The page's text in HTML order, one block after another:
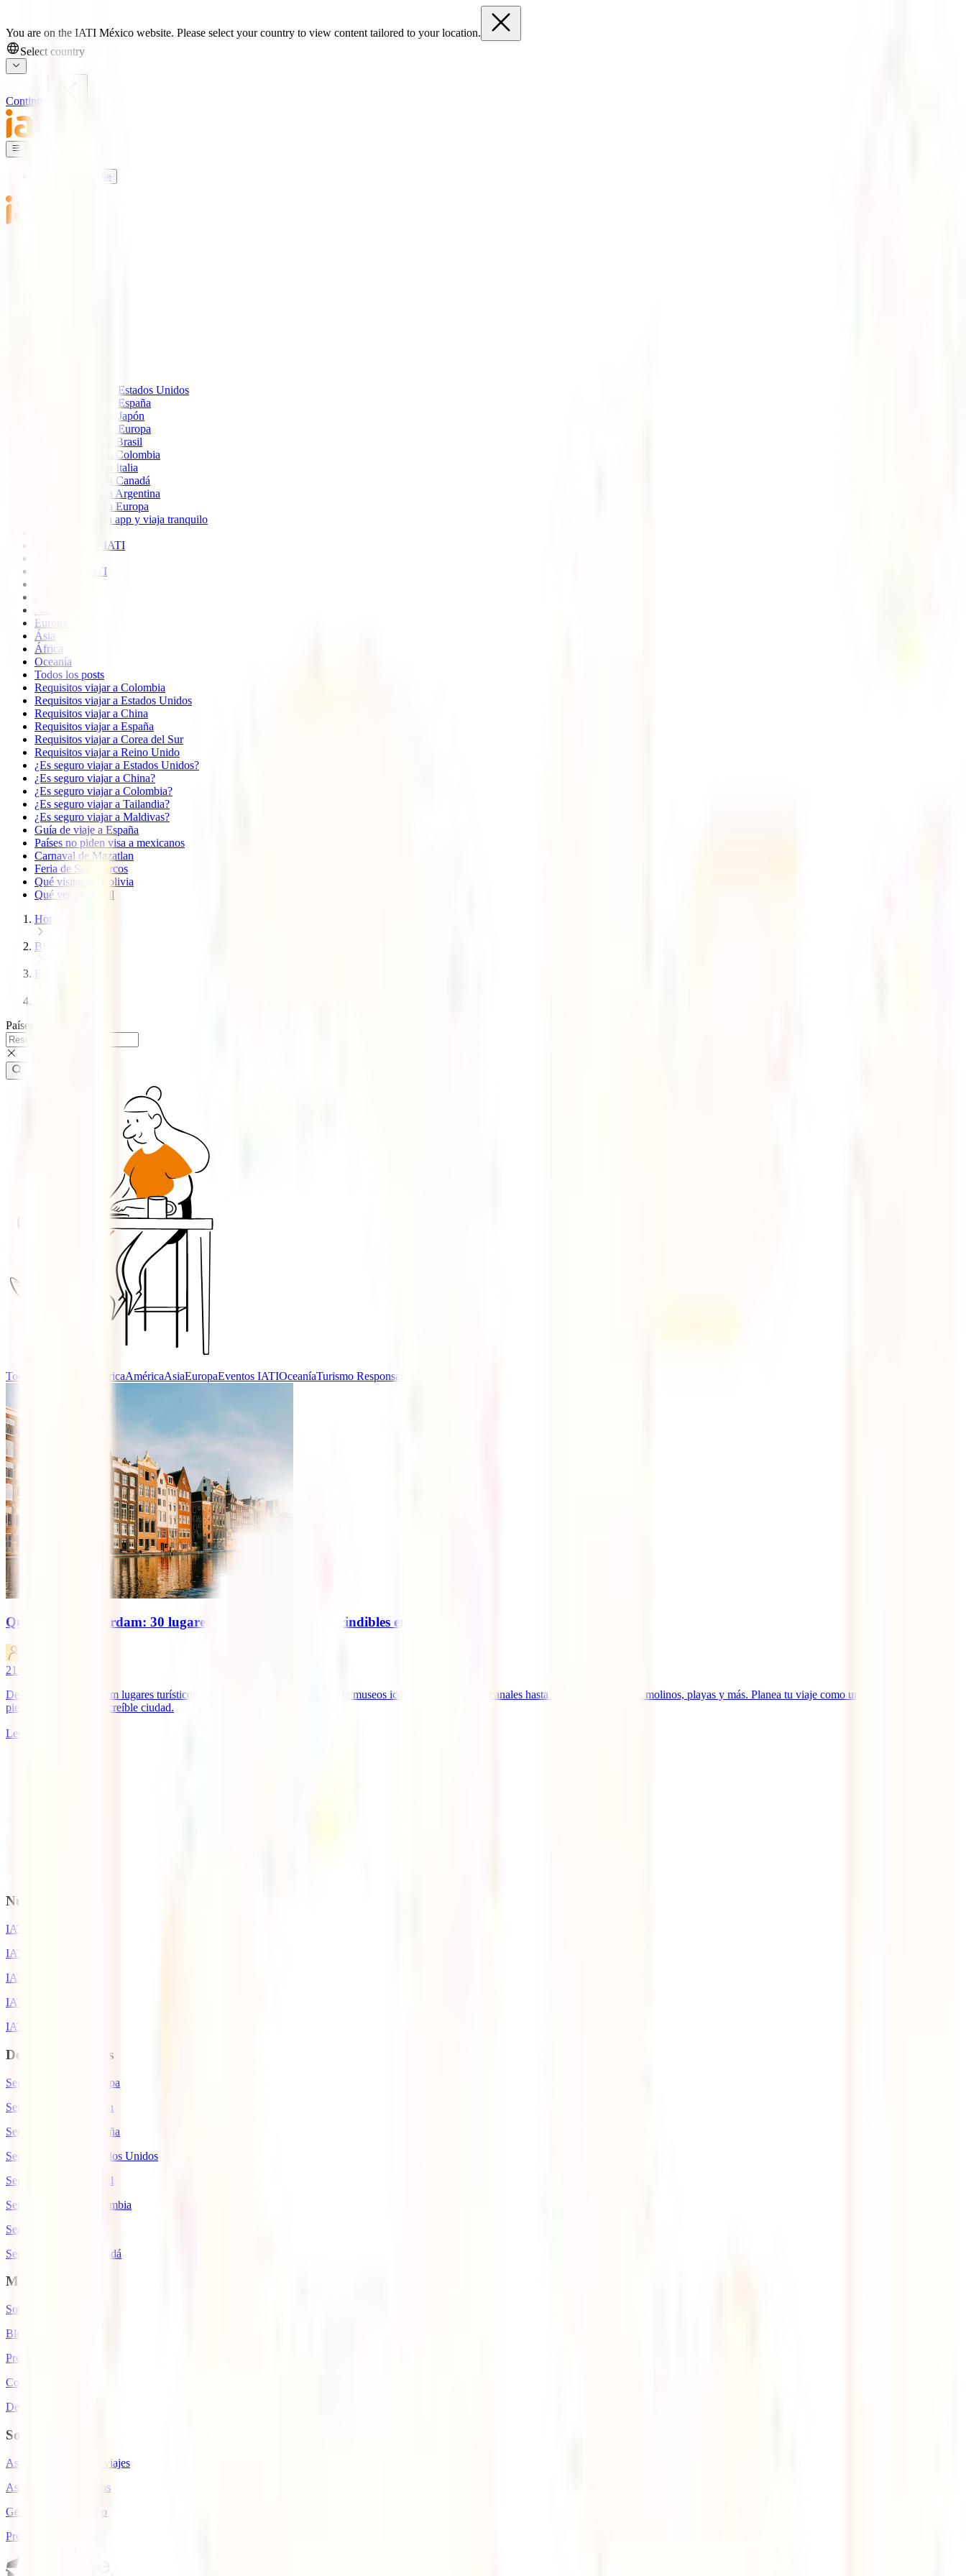
You are on the IATI México website. Please select your country to view content tailored to your location.
Select country
Continue
Seguros de Viaje
Seguro de Viaje a Estados Unidos
Seguro de Viaje a España
Seguro de Viaje a Japón
Seguro de Viaje a Europa
Seguro de viaje a Brasil
Seguro de viaje a Colombia
Seguro de viaje a Italia
Seguro de viaje a Canadá
Seguro de viaje a Argentina
Seguro de viaje a Europa
Descarga nuestra app y viaja tranquilo
Colaboradores IATI
Descuento IATI
Europa
Ásia
África
Oceanía
Todos los posts
Requisitos viajar a Colombia
Requisitos viajar a Estados Unidos
Requisitos viajar a China
Requisitos viajar a España
Requisitos viajar a Corea del Sur
Requisitos viajar a Reino Unido
¿Es seguro viajar a Estados Unidos?
¿Es seguro viajar a China?
¿Es seguro viajar a Colombia?
¿Es seguro viajar a Tailandia?
¿Es seguro viajar a Maldivas?
Guía de viaje a España
Países no piden visa a mexicanos
Carnaval de Mazatlan
Feria de San Marcos
Qué visitar en Bolivia
Qué ver en Brasil
Home
Blog
Europa
Países Bajos
Todas las categorías ÁfricaAméricaAsiaEuropaEventos IATIOceaníaTurismo Responsable
Qué ver en Ámsterdam: 30 lugares y experiencias imprescindibles en 2025
21
Descubre 30 Ámsterdam lugares turísticos imprescindibles para 2025: desde museos icónicos y paseos por canales hasta barrios con encanto, molinos, playas y más. Planea tu viaje como un experto y no te
pierdas nada de esta increíble ciudad.
Leer más
Nuestros seguros
IATI Básico
IATI Estándar
IATI Estrella
IATI Mochilero
IATI Escapadas
Destinos de interés
Seguro de viaje a Europa
Seguro de viaje a Japón
Seguro de viaje a España
Seguro de viaje a Estados Unidos
Seguro de viaje a Brasil
Seguro de viaje a Colombia
Seguro de viaje a Italia
Seguro de viaje a Canadá
Mundo IATI
Sobre nosotros
Blog de viajes
Premios IATI
Colaboradores IATI
Descuento IATI
Soporte
Asistencia médica en viajes
Asistencia en siniestros
Gestiona tu reembolso
Preguntas frecuentes